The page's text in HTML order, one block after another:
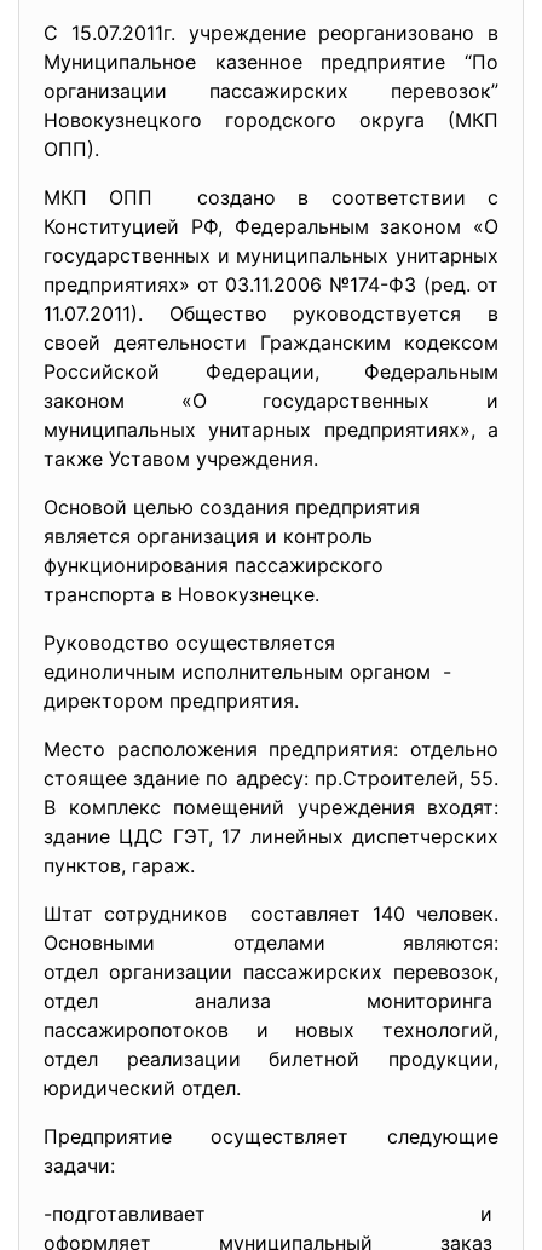
С 15.07.2011г. учреждение реорганизовано в
Муниципальное казенное предприятие “По
организации пассажирских перевозок”
Новокузнецкого городского округа (МКП
ОПП).
МКП ОПП создано в соответствии с
Конституцией РФ, Федеральным законом «О
государственных и муниципальных унитарных
предприятиях» от 03.11.2006 №174-ФЗ (ред. от
11.07.2011). Общество руководствуется в
своей деятельности Гражданским кодексом
Российской Федерации, Федеральным
законом «О государственных и
муниципальных унитарных предприятиях», а
также Уставом учреждения.
Основой целью создания предприятия
является организация и контроль
функционирования пассажирского
транспорта в Новокузнецке.
Руководство осуществляется
единоличным исполнительным органом -
директором предприятия.
Место расположения предприятия: отдельно
стоящее здание по адресу: пр.Строителей, 55.
В комплекс помещений учреждения входят:
здание ЦДС ГЭТ, 17 линейных диспетчерских
пунктов, гараж.
Штат сотрудников составляет 140 человек.
Основными отделами являются:
отдел организации пассажирских перевозок,
отдел анализа мониторинга
пассажиропотоков и новых технологий,
отдел реализации билетной продукции,
юридический отдел.
Предприятие осуществляет следующие
задачи:
-подготавливает и
оформляет муниципальный заказ